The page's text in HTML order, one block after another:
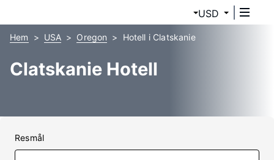
USD
Hem USA Oregon Hotell i Clatskanie
Clatskanie Hotell
Resmål